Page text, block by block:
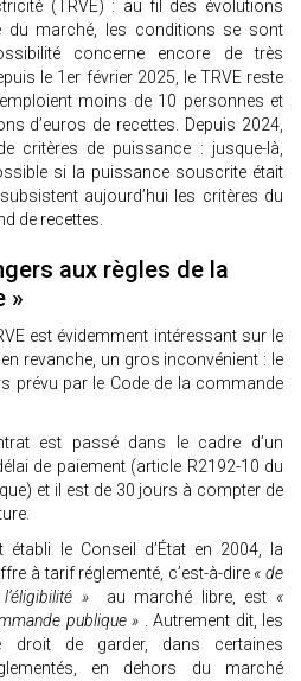
(TRVE) : au fil des évolutions
du marché, les conditions se sont
concerne encore de très
le 1er février 2025, le TRVE reste
moins de 10 personnes et
d’euros de recettes. Depuis 2024,
critères de puissance : jusque-là,
si la puissance souscrite était
aujourd’hui les critères du
de recettes.
aux règles de la
»
est évidemment intéressant sur le
revanche, un gros inconvénient : le
prévu par le Code de la commande
est passé dans le cadre d’un
de paiement (article R2192-10 du
et il est de 30 jours à compter de
établi le Conseil d’État en 2004, la
à tarif réglementé, c’est-à-dire « de
»
au marché libre, est «
publique » . Autrement dit, les
droit de garder, dans certaines
en dehors du marché